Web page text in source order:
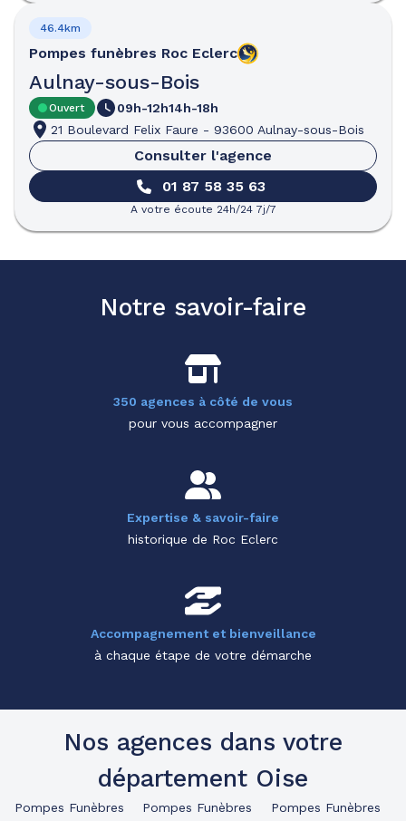
Pompes funèbres Roc Eclerc
Aulnay-sous-Bois
46.4km
Ouvert 09h-12h14h-18h
21 Boulevard Felix Faure - 93600 Aulnay-sous-Bois
Consulter l'agence
01 87 58 35 63
A votre écoute 24h/24 7j/7
Notre savoir-faire
350 agences à côté de vous
pour vous accompagner
Expertise & savoir-faire
historique de Roc Eclerc
Accompagnement et bienveillance
à chaque étape de votre démarche
Nos agences dans votre
département Oise
Pompes Funèbres
Pompes Funèbres
Pompes Funèbres